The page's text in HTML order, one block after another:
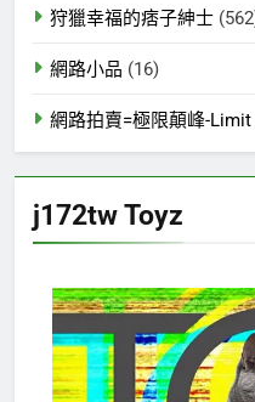
狩獵幸福的痞子紳士
網路小品 (16)
網路拍賣=極限顛峰-Limit
j172tw Toyz